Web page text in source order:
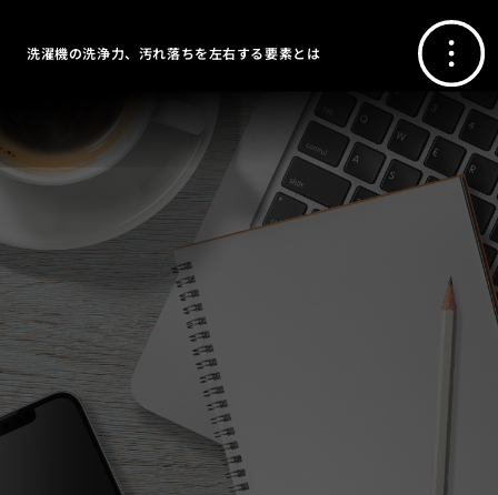
洗濯機の洗浄力、汚れ落ちを左右する要素とは